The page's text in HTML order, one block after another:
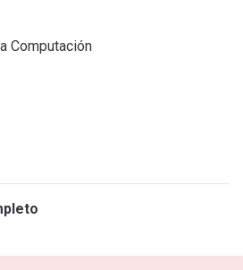
Computación